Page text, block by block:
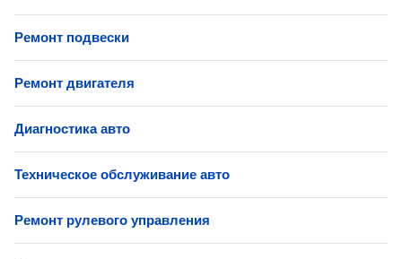
Ремонт подвески
Ремонт двигателя
Диагностика авто
Техническое обслуживание авто
Ремонт рулевого управления